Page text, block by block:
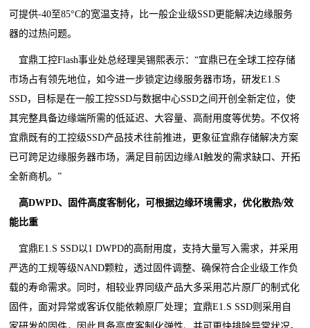
可提供-40至85°C的宽温支持，比一般企业级SSD更能解决边缘服务
器的过热问题。
宜鼎工控Flash事业处总经理吴锡熙表示：“宜鼎已在全球工控存储
市场占有领先地位，如今进一步锁定边缘服务器市场，研发E1.S
SSD，目标是在一般工控SSD与数据中心SSD之间开创全新定位，使
其完整具备边缘端所需的低延迟、大容量、高耐用度等优势。不仅将
宜鼎既有的工控级SSD产品技术往前推进，更象征宜鼎存储解决方案
已可跨足边缘服务器市场，满足目前因边缘AI触发的需求缺口、开拓
全新商机。”
高DWPD、固件高度客制化，可根据边缘环境需求，优化散热/效
能比重
宜鼎E1.S SSD以1 DWPD的高耐用度，支持大量写入需求，并采用
严选的工规等级NAND颗粒，透过固件调整、确保符合企业级工作负
载的寿命需求。同时，相较业界同级产品大多采用芯片原厂的制式化
固件，面对异常或客诉仅能依赖原厂处理；宜鼎E1.S SSD则采用自